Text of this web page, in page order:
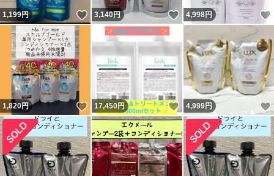
1,199円 いいね！
3,140円 いいね！
4,998円
1,820円 いいね！
17,450円 いいね！
4,999円